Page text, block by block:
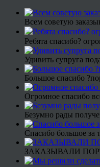
Всем советую
Ребята спасибо?
Удивить супруга
Большое спасибо
Огромное спасибо
Безумно рады
Спасибо большое за
ЗАКАЗЫВАЛИ